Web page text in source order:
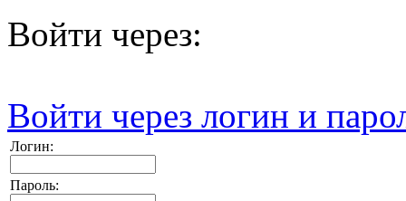
Войти через:
Войти через логин и
Логин:
Пароль: